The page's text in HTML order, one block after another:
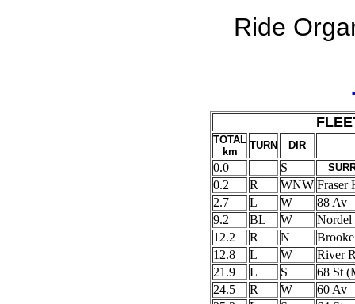
Ride
TOTAL
km
TURN DIR
0.0 S
0.2 R WNW Fraser
2.7
L W
88 Av
9.2
BL W
Nordel
12.2
R N
12.8
L W
River
21.9
L S
68 St
24.5
R W
60 Av